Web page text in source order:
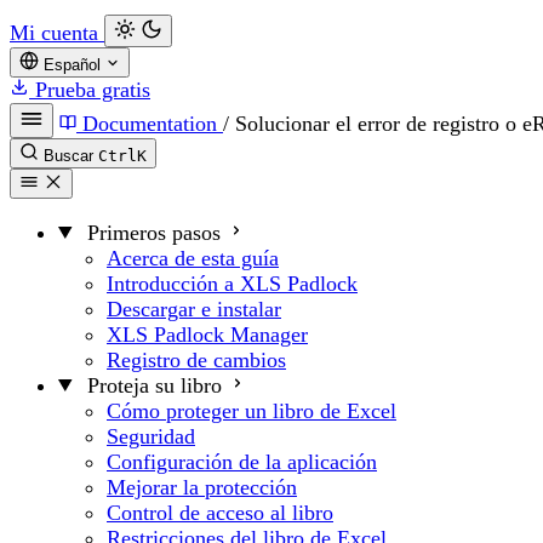
Mi cuenta
Español
Prueba gratis
Documentation / Solucionar el error de registro o
Buscar CtrlK
Primeros pasos
Acerca de esta guía
Introducción a XLS Padlock
Descargar e instalar
XLS Padlock Manager
Registro de cambios
Proteja su libro
Cómo proteger un libro de Excel
Seguridad
Configuración de la aplicación
Mejorar la protección
Control de acceso al libro
Restricciones del libro de Excel